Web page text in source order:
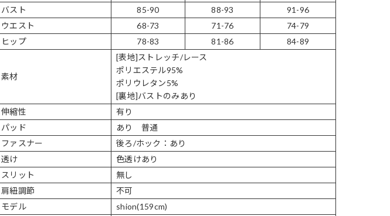
バスト
85-90 88-93
91-96
ウエスト
68-73 71-76
74-79
ヒップ
78-83 81-86 84-89
素材
[表地]ストレッチ/レース
ポリエステル95%
ポリウレタン5%
[裏地]バストのみあり
伸縮性
有り
パッド
あり 普通
ファスナー
後ろ/ホック：あり
透け
色透けあり
スリット
無し
肩紐調節
不可
モデル
shion(159cm)